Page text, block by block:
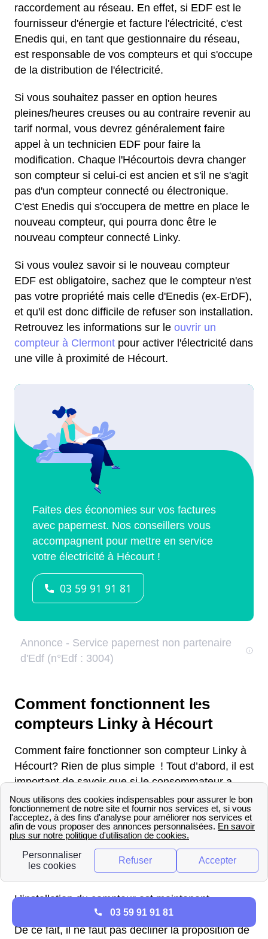
raccordement au réseau. En effet, si EDF est le
fournisseur d'énergie et facture l'électricité, c'est
Enedis qui, en tant que gestionnaire du réseau,
est responsable de vos compteurs et qui s'occupe
de la distribution de l'électricité.
Si vous souhaitez passer en option heures
pleines/heures creuses ou au contraire revenir au
tarif normal, vous devrez généralement faire
appel à un technicien EDF pour faire la
modification. Chaque l'Hécourtois devra changer
son compteur si celui-ci est ancien et s'il ne s'agit
pas d'un compteur connecté ou électronique.
C'est Enedis qui s'occupera de mettre en place le
nouveau compteur, qui pourra donc être le
nouveau compteur connecté Linky.
Si vous voulez savoir si le nouveau compteur
EDF est obligatoire, sachez que le compteur n'est
pas votre propriété mais celle d'Enedis (ex-ErDF),
et qu'il est donc difficile de refuser son installation.
Retrouvez les informations sur le ouvrir un
compteur à Clermont pour activer l'électricité dans
une ville à proximité de Hécourt.
Comment fonctionnent les
compteurs Linky à Hécourt
Comment faire fonctionner son compteur Linky à
Hécourt? Rien de plus simple ! Tout d’abord, il est
important de savoir que si le consommateur a
choisi un abonnement d’électricité, il n’a aucune
démarche à faire pour demander l’installation du
compteur Linky dans sa maison.
Enedis s’occupe de cette manipulation, avec un
calendrier bien défini partout à Hécourt.
L’installation du compteur est maintenant
obligatoire, c’est noté dans le Code de l’Énergie.
De ce fait, il ne faut pas décliner la proposition de
03 59 91 91 81